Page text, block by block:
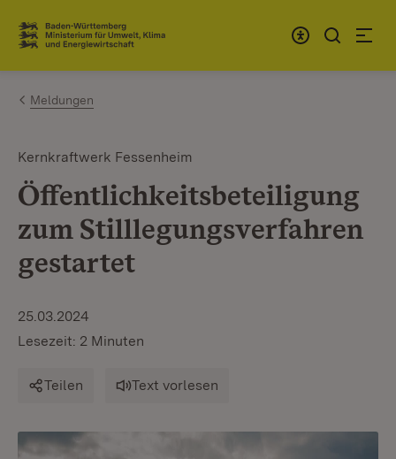
Zum Inhalt springen
Link zur Startseite
Meldungen
Kernkraftwerk Fessenheim
Öffentlichkeitsbeteiligung
zum Stilllegungsverfahren
gestartet
25.03.2024
Lesezeit: 2 Minuten
Teilen Text vorlesen